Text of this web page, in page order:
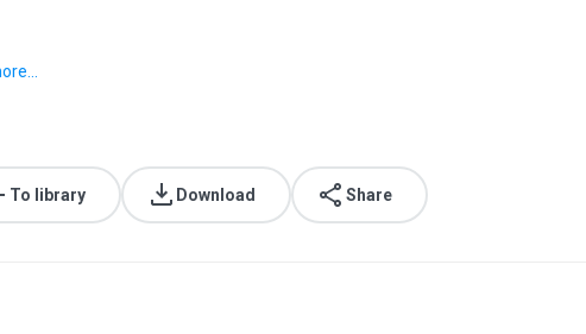
To library Download Share